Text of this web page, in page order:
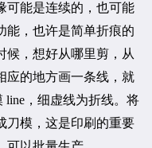
可能是连续的，也可能
能，也许是简单折痕的
候，想好从哪里剪，从
应的地方画一条线，就
line，细虚线为折线。将
刀模，这是印刷的重要